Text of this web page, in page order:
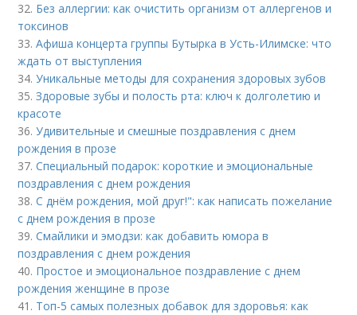
32. Без аллергии: как очистить организм от аллергенов и
токсинов
33.Афиша концерта группы Бутырка в Усть-Илимске: что
ждать от выступления
34.Уникальные методы для сохранения здоровых зубов
35.Здоровые зубы и полость рта: ключ к долголетию и
красоте
36.Удивительные и смешные поздравления с днем
рождения в прозе
37.Специальный подарок: короткие и эмоциональные
поздравления с днем рождения
38.С днём рождения, мой друг!": как написать пожелание
с днем рождения в прозе
39.Смайлики и эмодзи: как добавить юмора в
поздравления с днем рождения
40. Простое и эмоциональное поздравление с днем
рождения женщине в прозе
41. Топ-5 самых полезных добавок для здоровья: как